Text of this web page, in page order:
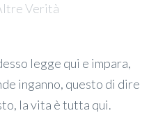
Verità
legge qui e impara,
inganno, questo di dire
la vita è tutta qui.